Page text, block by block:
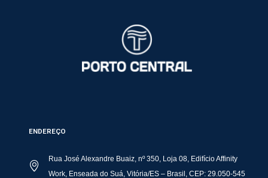
ENDEREÇO
Rua José Alexandre Buaiz, nº 350, Loja 08, Edifício Affinity
Work, Enseada do Suá, Vitória/ES – Brasil, CEP: 29.050-545